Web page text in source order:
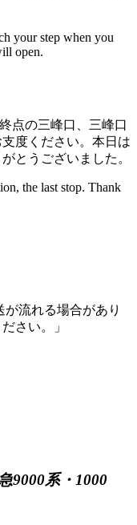
your step when you
open.
点の三峰口、三峰口
度ください。本日は
とうございました。
the last stop. Thank
が流れる場合があり
さい。
9000系・1000